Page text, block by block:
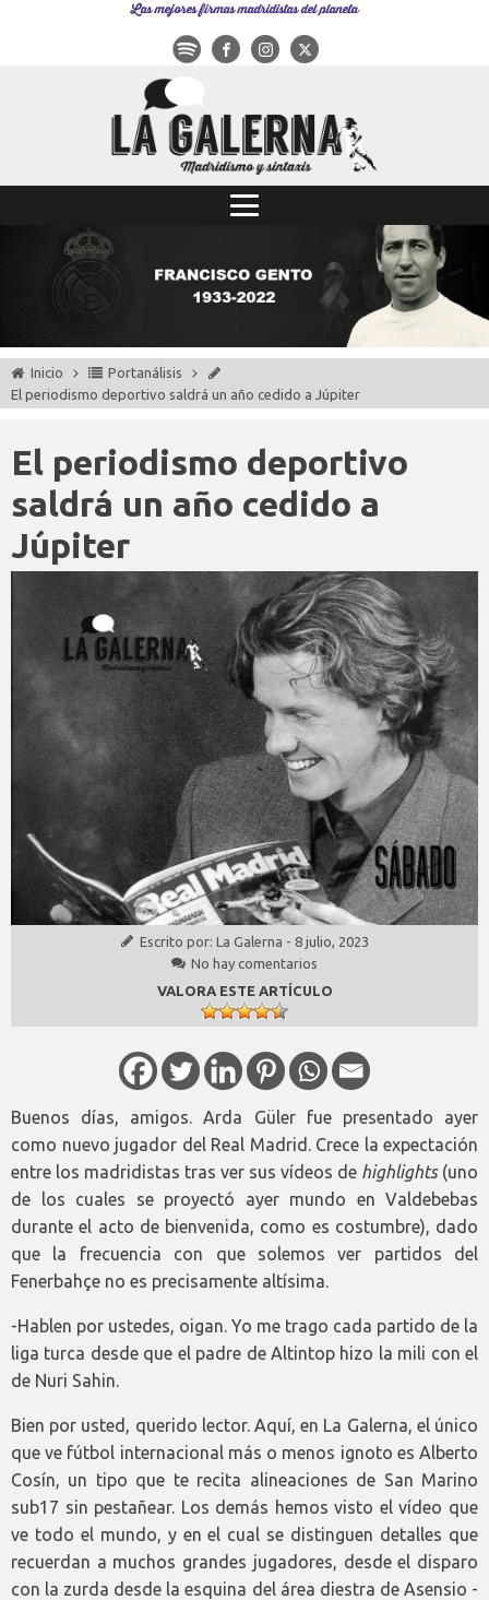
Las mejores firmas madridistas del planeta
Inicio
Portanálisis
El periodismo deportivo saldrá un año cedido a Júpiter
El periodismo deportivo
saldrá un año cedido a
Júpiter
Escrito por: La Galerna - 8 julio, 2023
No hay comentarios
VALORA ESTE ARTÍCULO
Buenos días, amigos. Arda Güler fue presentado ayer
como nuevo jugador del Real Madrid. Crece la expectación
entre los madridistas tras ver sus vídeos de highlights(uno
de los cuales se proyectó ayer mundo en Valdebebas
durante el acto de bienvenida, como es costumbre), dado
que la frecuencia con que solemos ver partidos del
Fenerbahçe no es precisamente altísima.
-Hablen por ustedes, oigan. Yo me trago cada partido de la
liga turca desde que el padre de Altintop hizo la mili con el
de Nuri Sahin.
Bien por usted, querido lector. Aquí, en La Galerna, el único
que ve fútbol internacional más o menos ignoto es Alberto
Cosín, un tipo que te recita alineaciones de San Marino
sub17 sin pestañear. Los demás hemos visto el vídeo que
ve todo el mundo, y en el cual se distinguen detalles que
recuerdan a muchos grandes jugadores, desde el disparo
con la zurda desde la esquina del área diestra de Asensio -